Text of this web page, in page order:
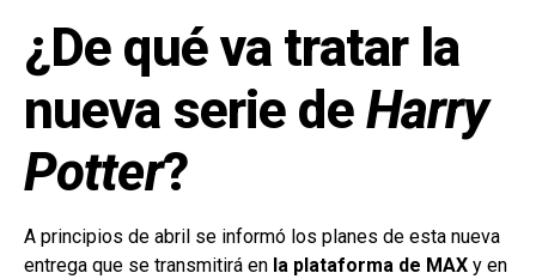
¿De qué va tratar la
nueva serie deHarry
Potter?
A principios de abril se informó los planes de esta nueva
entrega que se transmitirá en la plataforma de MAX y en